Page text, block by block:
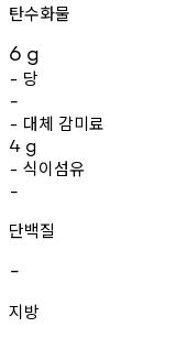
탄수화물
6 g
- 당
-
- 대체 감미료
4 g
- 식이섬유
-
단백질
-
지방